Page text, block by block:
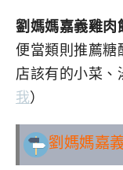
劉媽媽嘉義雞肉
便當類則推薦糖
店該有的小菜、
我）
劉媽媽嘉